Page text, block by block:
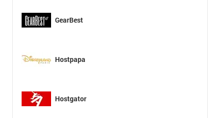
GearBest
Hostpapa
Hostgator